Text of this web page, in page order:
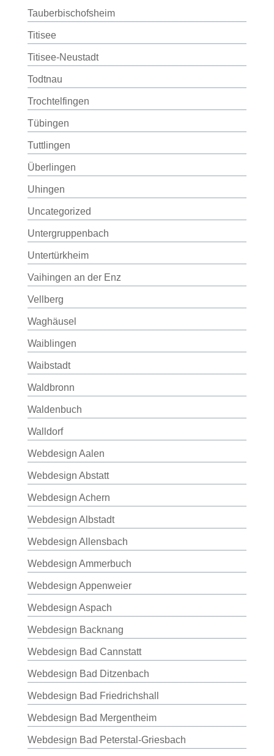
Tauberbischofsheim
Titisee
Titisee-Neustadt
Todtnau
Trochtelfingen
Tübingen
Tuttlingen
Überlingen
Uhingen
Uncategorized
Untergruppenbach
Untertürkheim
Vaihingen an der Enz
Vellberg
Waghäusel
Waiblingen
Waibstadt
Waldbronn
Waldenbuch
Walldorf
Webdesign Aalen
Webdesign Abstatt
Webdesign Achern
Webdesign Albstadt
Webdesign Allensbach
Webdesign Ammerbuch
Webdesign Appenweier
Webdesign Aspach
Webdesign Backnang
Webdesign Bad Cannstatt
Webdesign Bad Ditzenbach
Webdesign Bad Friedrichshall
Webdesign Bad Mergentheim
Webdesign Bad Peterstal-Griesbach